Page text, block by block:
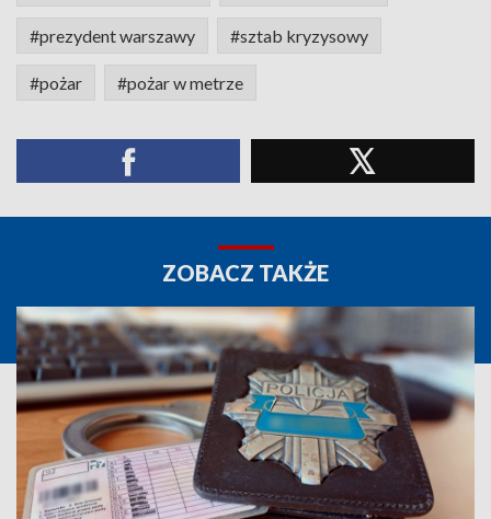
#prezydent warszawy #sztab kryzysowy
#pożar #pożar w metrze
ZOBACZ TAKŻE